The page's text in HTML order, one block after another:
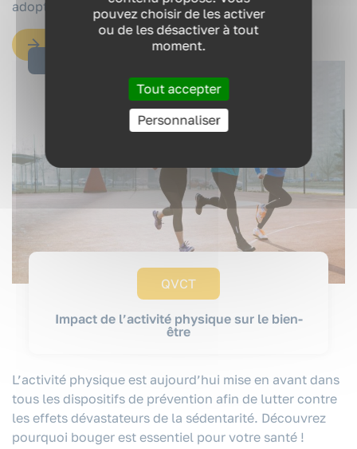
RESSOURCES
CONTACT
adopter un mode de vie sain et actif.
QVCT
Impact de l’activité physique sur le bien-
être
L’activité physique est aujourd’hui mise en avant dans
tous les dispositifs de prévention afin de lutter contre
les effets dévastateurs de la sédentarité. Découvrez
pourquoi bouger est essentiel pour votre santé !
pouvez choisir de les activer
ou de les désactiver à tout
moment.
Tout accepter
Personnaliser